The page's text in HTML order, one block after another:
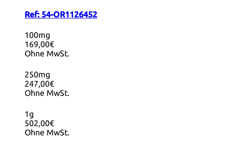
Ref: 54-OR1126452
100mg
169,00€
Ohne MwSt.
250mg
247,00€
Ohne MwSt.
1g
502,00€
Ohne MwSt.